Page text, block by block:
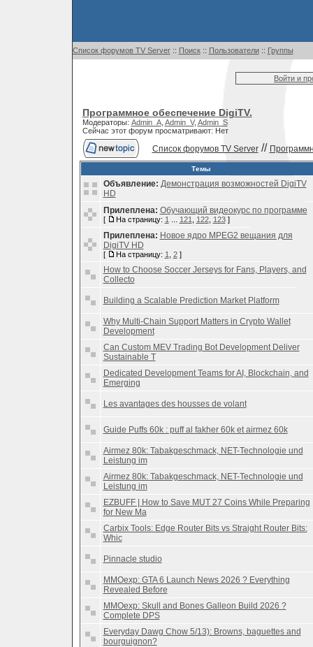
Список форумов TV Server:: Поиск:: Пользователи:: Группы
Войти и
Программное обеспечение DigiTV.
Модераторы: Admin_A, Admin_V, Admin_S
Сейчас этот форум просматривают: Нет
Список форумов TV Server//
Темы
Объявление: Демонстрация возможностей DigiTV
HD
Прилеплена: Обучающий видеокурс по программе
[ На страницу: 1 121 122, 123]
Прилеплена: Новое ядро MPEG2 вещания для
DigiTV HD
[ На страницу: 1 2]
How to Choose Soccer Jerseys for Fans, Players, and
Collecto
Building a Scalable Prediction Market Platform
Why Multi-Chain Support Matters in Crypto Wallet
Development
Can Custom MEV Trading Bot Development Deliver
Sustainable T
Dedicated Development Teams for AI, Blockchain, and
Emerging
Les avantages des housses de volant
Guide Puffs 60k : puff al fakher 60k et airmez 60k
Airmez 80k: Tabakgeschmack, NET-Technologie und
Leistung im
Airmez 80k: Tabakgeschmack, NET-Technologie und
Leistung im
EZBUFF | How to Save MUT 27 Coins While Preparing
for New Ma
Carbix Tools: Edge Router Bits vs Straight Router Bits:
Whic
Pinnacle studio
MMOexp: GTA 6 Launch News 2026 ? Everything
Revealed Before
MMOexp: Skull and Bones Galleon Build 2026 ?
Complete DPS
Everyday Dawg Chow 5/13): Browns, baguettes and
bourguignon?